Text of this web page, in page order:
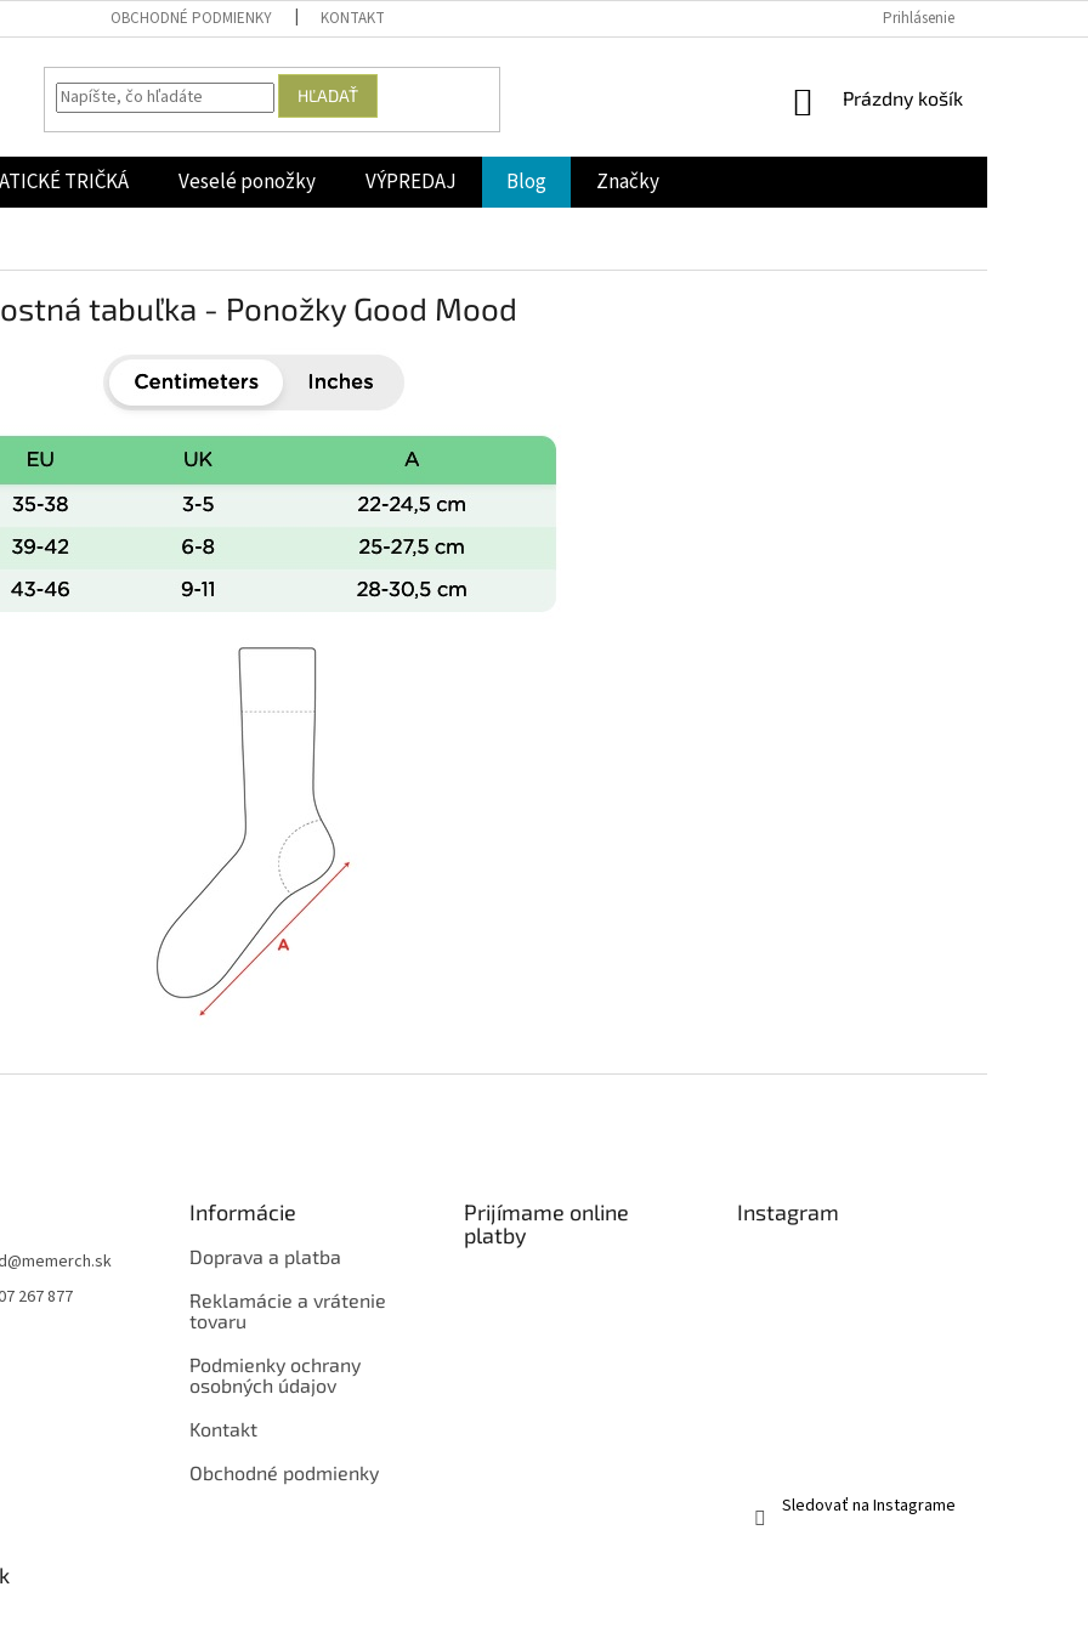
OBCHODNÉ PODMIENKY KONTAKT Prihlásenie
HĽADAŤ
NÁKUPNÝ
Prázdny košík
TRIČKÁ Veselé ponožky VÝPREDAJ Blog Značky
tabuľka - Ponožky Good Mood
@memerch.sk
267 877
Informácie
Doprava a platba
Reklamácie a vrátenie
tovaru
Podmienky ochrany
osobných údajov
Kontakt
Obchodné podmienky
Prijímame online
platby
Instagram
Sledovať na Instagrame